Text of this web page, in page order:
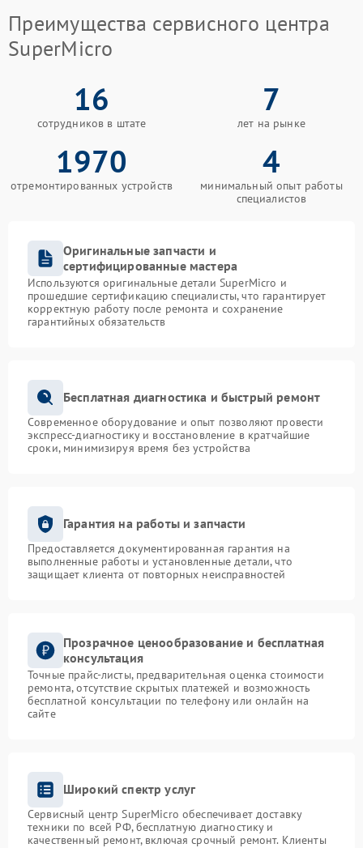
Преимущества сервисного центра
SuperMicro
16
сотрудников в штате
7
лет на рынке
1970
отремонтированных устройств
4
минимальный опыт работы
специалистов
Оригинальные запчасти и
сертифицированные мастера
Используются оригинальные детали SuperMicro и
прошедшие сертификацию специалисты, что гарантирует
корректную работу после ремонта и сохранение
гарантийных обязательств
Бесплатная диагностика и быстрый ремонт
Современное оборудование и опыт позволяют провести
экспресс-диагностику и восстановление в кратчайшие
сроки, минимизируя время без устройства
Гарантия на работы и запчасти
Предоставляется документированная гарантия на
выполненные работы и установленные детали, что
защищает клиента от повторных неисправностей
Прозрачное ценообразование и бесплатная
консультация
Точные прайс-листы, предварительная оценка стоимости
ремонта, отсутствие скрытых платежей и возможность
бесплатной консультации по телефону или онлайн на
сайте
Широкий спектр услуг
Сервисный центр SuperMicro обеспечивает доставку
техники по всей РФ, бесплатную диагностику и
качественный ремонт, включая срочный ремонт. Клиенты